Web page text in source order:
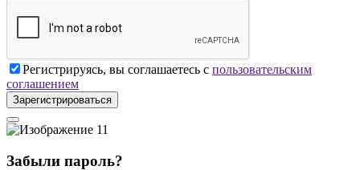
Регистрируясь, вы соглашаетесь с пользовательским
соглашением
Зарегистрироваться
Забыли пароль?